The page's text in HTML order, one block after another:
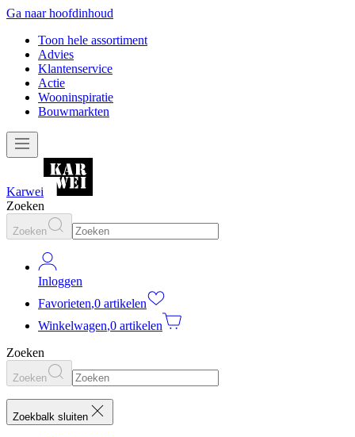
Ga naar hoofdinhoud
Toon hele assortiment
Advies
Klantenservice
Actie
Wooninspiratie
Bouwmarkten
Karwei
Zoeken
Zoeken
Inloggen
Favorieten,0 artikelen
Winkelwagen,0 artikelen
Zoeken
Zoeken
Zoekbalk sluiten